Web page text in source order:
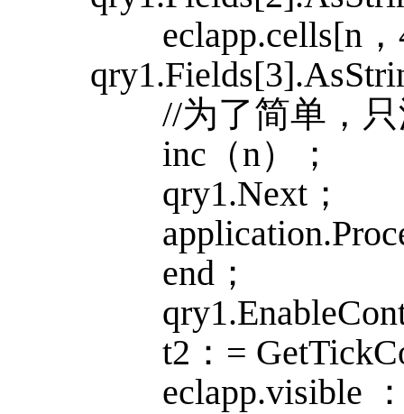
eclapp.cells[n，
//为了简单，只
inc（n）；
qry1.Next；
end；
t2：=
eclapp.visible ：